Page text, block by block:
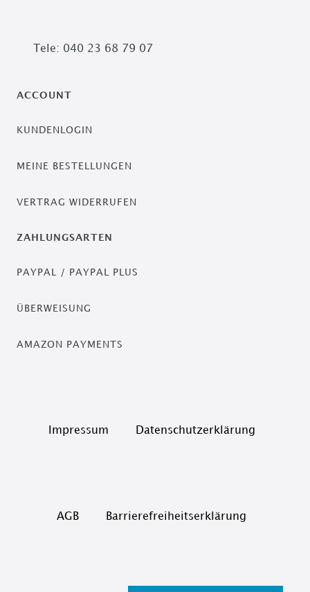
Tele: 040 23 68 79 07
ACCOUNT
KUNDENLOGIN
MEINE BESTELLUNGEN
VERTRAG WIDERRUFEN
ZAHLUNGSARTEN
PAYPAL / PAYPAL PLUS
ÜBERWEISUNG
AMAZON PAYMENTS
Impressum Daten­schutz­erklärung
AGB Barrierefreiheitserklärung